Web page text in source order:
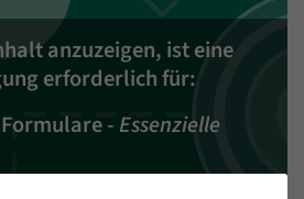
anzuzeigen, ist eine
erforderlich für:
-Essenzielle